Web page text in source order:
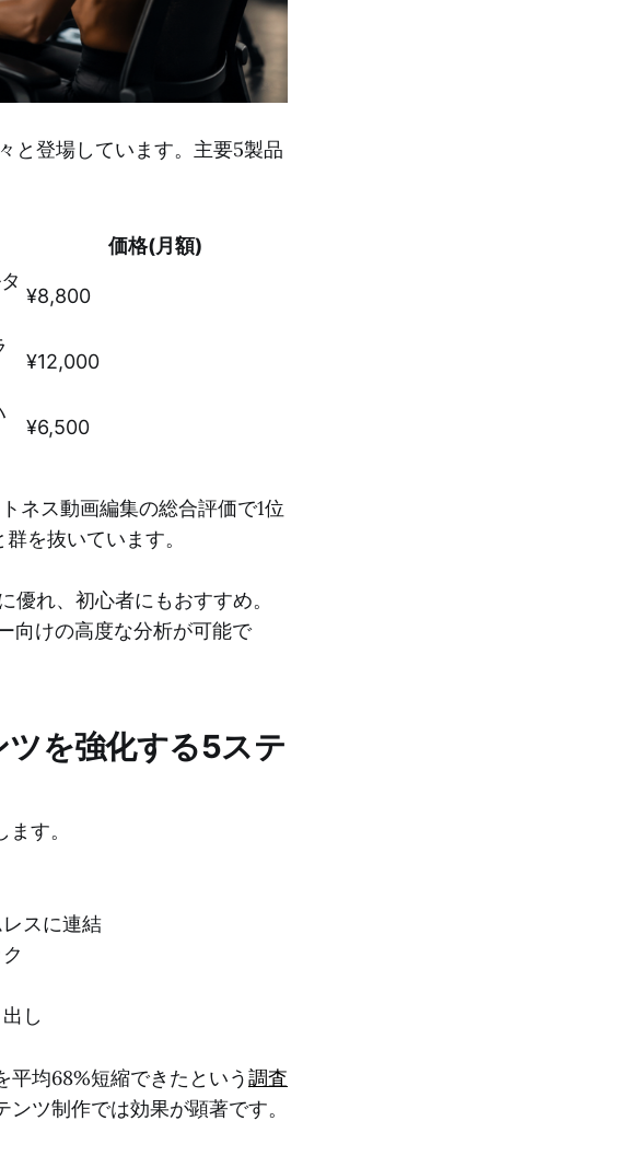
と登場しています。主要5製品
価格(月額)
¥8,800
¥12,000
¥6,500
ネス動画編集の総合評価で1位
を抜いています。
れ、初心者にもおすすめ。
向けの高度な分析が可能で
を強化する5ステ
す。
スに連結
し
均68%短縮できたという調査
ツ制作では効果が顕著です。